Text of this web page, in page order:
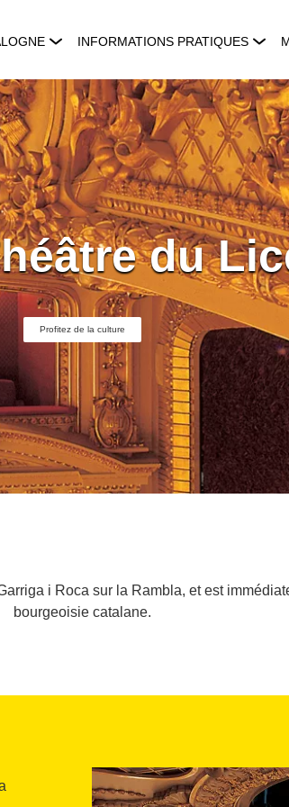
INFORMATIONS PRATIQUES
du
Profitez de la culture
i Roca sur la Rambla, et est
bourgeoisie catalane.